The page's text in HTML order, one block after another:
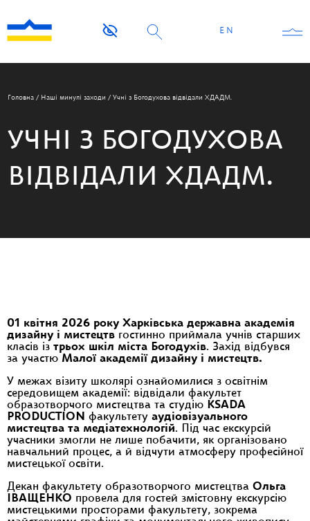
EN
Головна / Наші минулі заходи / Учні з Богодухова відвідали ХДАДМ.
УЧНІ З БОГОДУХОВА
ВІДВІДАЛИ ХДАДМ.
01 квітня 2026 року Харківська державна академія
дизайну і мистецтв гостинно приймала учнів старших
класів із трьох шкіл міста Богодухів. Захід відбувся
за участю Малої академії дизайну і мистецтв.
У межах візиту школярі ознайомилися з освітнім
середовищем академії: відвідали факультет
образотворчого мистецтва та студію KSADA
PRODUCTION факультету аудіовізуального
мистецтва та медіатехнологій. Під час екскурсій
учасники змогли не лише побачити, як організовано
навчальний процес, а й відчути атмосферу професійної
мистецької освіти.
Декан факультету образотворчого мистецтва Ольга
ІВАЩЕНКО провела для гостей змістовну екскурсію
мистецькими просторами факультету, зокрема